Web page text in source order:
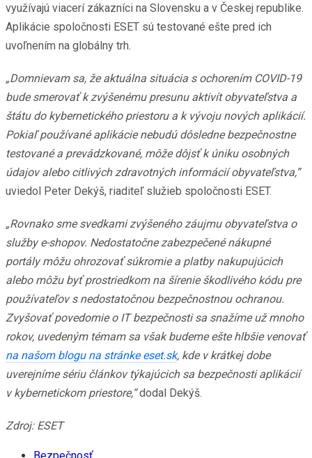
využívajú viacerí zákazníci na Slovensku a v Českej republike.
Aplikácie spoločnosti ESET sú testované ešte pred ich
uvoľnením na globálny trh.
„Domnievam sa, že aktuálna situácia s ochorením COVID-19
bude smerovať k zvýšenému presunu aktivít obyvateľstva a
štátu do kybernetického priestoru a k vývoju nových aplikácií.
Pokiaľ používané aplikácie nebudú dôsledne bezpečnostne
testované a prevádzkované, môže dôjsť k úniku osobných
údajov alebo citlivých zdravotných informácií obyvateľstva,”
uviedol Peter Dekýš, riaditeľ služieb spoločnosti ESET.
„Rovnako sme svedkami zvýšeného záujmu obyvateľstva o
služby e-shopov. Nedostatočne zabezpečené nákupné
portály môžu ohrozovať súkromie a platby nakupujúcich
alebo môžu byť prostriedkom na šírenie škodlivého kódu pre
používateľov s nedostatočnou bezpečnostnou ochranou.
Zvyšovať povedomie o IT bezpečnosti sa snažíme už mnoho
rokov, uvedeným témam sa však budeme ešte hlbšie venovať
na našom blogu na stránke eset.sk, kde v krátkej dobe
uverejníme sériu článkov týkajúcich sa bezpečnosti aplikácií
v kybernetickom priestore,“dodal Dekýš.
Zdroj: ESET